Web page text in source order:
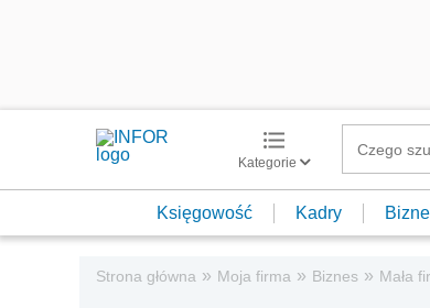
Kategorie
Księgowość Kadry
Strona główna » Moja firma » Biznes » Mała